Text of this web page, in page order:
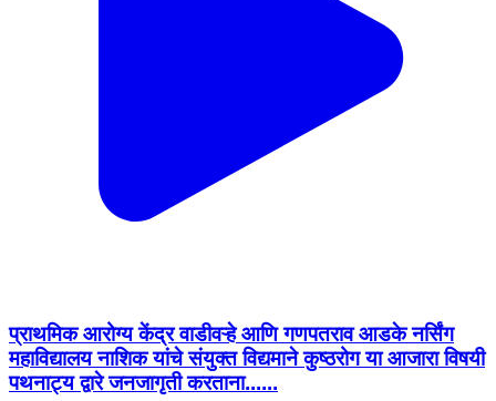
प्राथमिक आरोग्य केंद्र वाडीवऱ्हे आणि गणपतराव आडके नर्सिंग
महाविद्यालय नाशिक यांचे संयुक्त विद्यमाने कुष्ठरोग या आजारा विषयी
पथनाट्य द्वारे जनजागृती करताना......